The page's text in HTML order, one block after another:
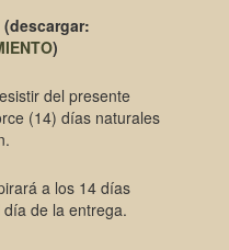
)
del presente
(14) días naturales
a los 14 días
de la entrega.